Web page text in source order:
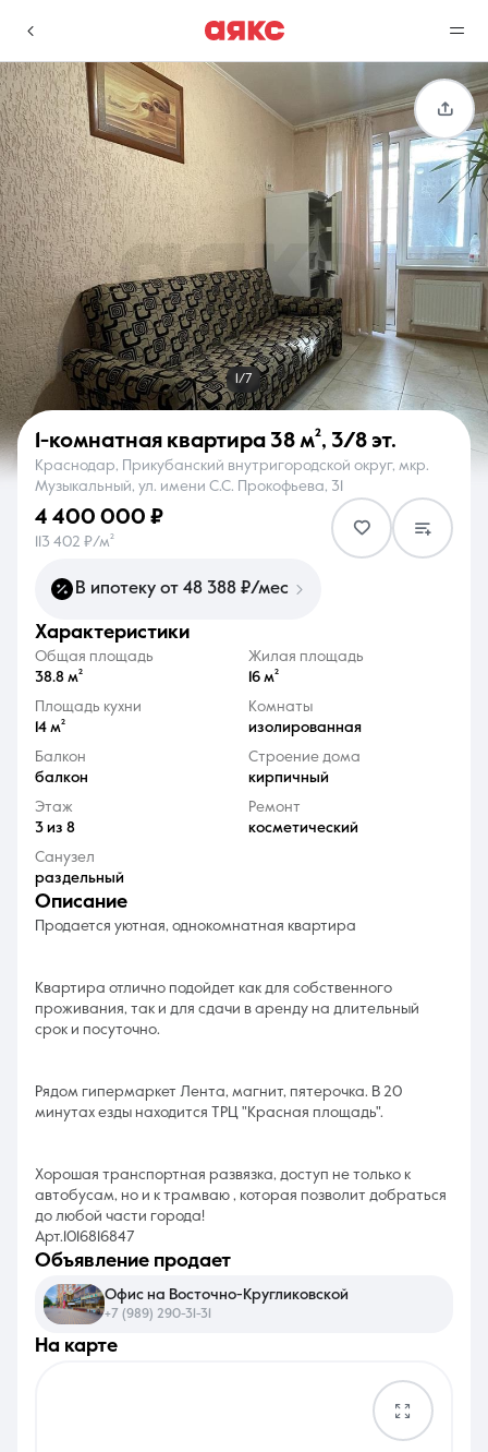
г. Краснодар
Избранное
0 объявлений
Сравнение
0 объявлений
Недвижимость Услуги
О компании Контакты
8 (861) 297-00-00
Ежедневно с 08:30 до 20:00
1/7
1-комнатная квартира 38 м², 3/8 эт.
Краснодар, Прикубанский внутригородской округ, мкр.
Музыкальный, ул. имени С.С. Прокофьева, 31
4 400 000 ₽
113 402 ₽/м²
В ипотеку от 48 388 ₽/мес
характеристики
Общая площадь
38.8 м²
Жилая площадь
16 м²
Площадь кухни
14 м²
Комнаты
изолированная
Балкон
балкон
Строение дома
кирпичный
Этаж
3 из 8
Ремонт
косметический
Санузел
раздельный
описание
Продается уютная, однокомнатная квартира
Квартира отлично подойдет как для собственного
проживания, так и для сдачи в аренду на длительный
срок и посуточно.
Рядом гипермаркет Лента, магнит, пятерочка. В 20
минутах езды находится ТРЦ "Красная площадь".
Хорошая транспортная развязка, доступ не только к
автобусам, но и к трамваю , которая позволит добраться
до любой части города!
Арт.1016816847
на карте
объявление продает
Офис на Восточно-Кругликовской
+7 (989) 290-31-31